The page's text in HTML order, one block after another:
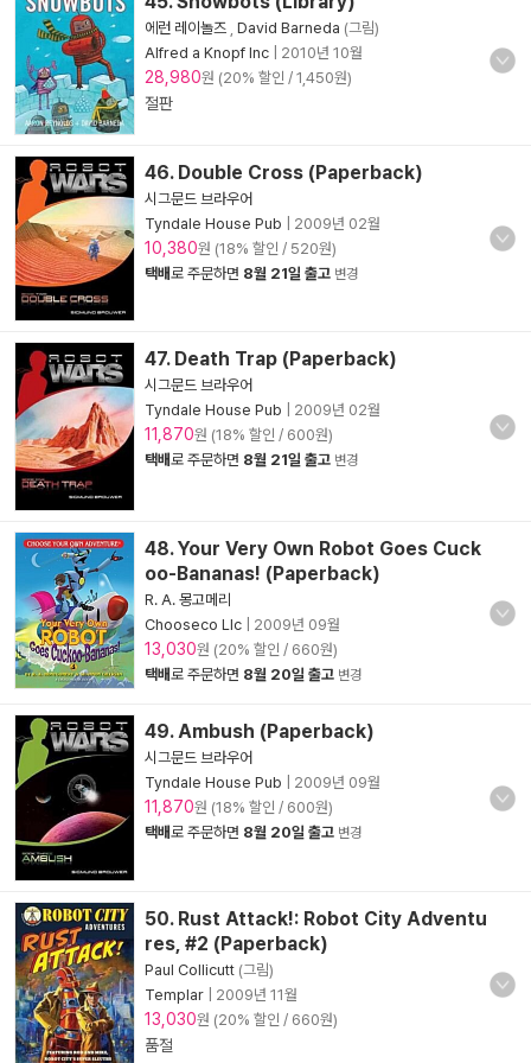
에런 레이놀즈 David Barneda (그림)
Alfred a Knopf Inc
2010년 10월
28,980원 (20% 할인 / 1,450원)
절판
46. Double Cross (Paperback)
시그문드 브라우어
Tyndale House Pub
2009년 02월
10,380원 (18% 할인 / 520원)
택배로 주문하면 8월 21일 출고 변경
47. Death Trap (Paperback)
시그문드 브라우어
Tyndale House Pub
2009년 02월
11,870원 (18% 할인 / 600원)
택배로 주문하면 8월 21일 출고 변경
48. Your Very Own Robot Goes Cuck
oo-Bananas! (Paperback)
R. A. 몽고메리
Chooseco Llc
2009년 09월
13,030원 (20% 할인 / 660원)
택배로 주문하면 8월 20일 출고 변경
49. Ambush (Paperback)
시그문드 브라우어
Tyndale House Pub
2009년 09월
11,870원 (18% 할인 / 600원)
택배로 주문하면 8월 20일 출고 변경
50. Rust Attack!: Robot City Adventu
res, #2 (Paperback)
Paul Collicutt (그림)
Templar
2009년 11월
13,030원 (20% 할인 / 660원)
품절